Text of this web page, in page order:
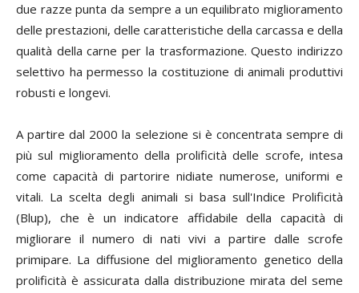
due razze punta da sempre a un equilibrato miglioramento
delle prestazioni, delle caratteristiche della carcassa e della
qualità della carne per la trasformazione. Questo indirizzo
selettivo ha permesso la costituzione di animali produttivi
robusti e longevi.
A partire dal 2000 la selezione si è concentrata sempre di
più sul miglioramento della prolificità delle scrofe, intesa
come capacità di partorire nidiate numerose, uniformi e
vitali. La scelta degli animali si basa sull'Indice Prolificità
(Blup), che è un indicatore affidabile della capacità di
migliorare il numero di nati vivi a partire dalle scrofe
primipare. La diffusione del miglioramento genetico della
prolificità è assicurata dalla distribuzione mirata del seme